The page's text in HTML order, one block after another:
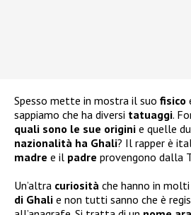
Spesso mette in mostra il suo fisico
sappiamo che ha diversi tatuaggi.
quali sono le sue origini e quelle
nazionalità ha Ghali? Il rapper è
madre e il padre provengono dalla
Un’altra curiosità che hanno in molti
di Ghali e non tutti sanno che è